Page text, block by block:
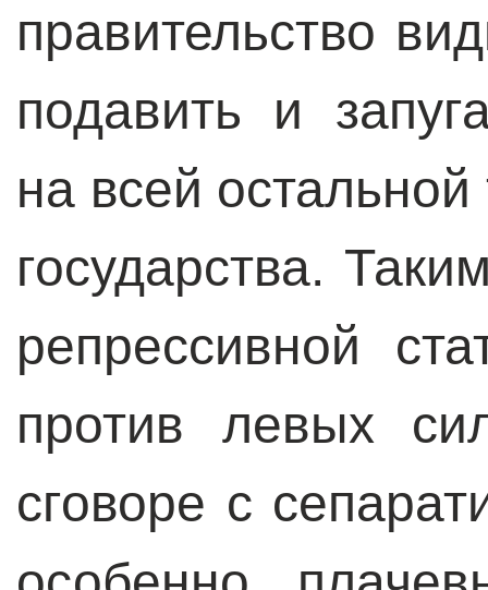
правительство
подавить и
на всей остальной
государства.
репрессивной
против левых
сговоре с